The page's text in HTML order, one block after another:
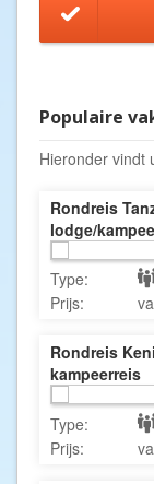
Populaire
Hieronder vindt
Rondreis
lodge/
Type:
Prijs:
Rondreis
kampeerreis
Type:
Prijs: